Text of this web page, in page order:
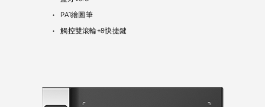
● PA1繪圖筆
● 觸控雙滾輪+8快捷鍵